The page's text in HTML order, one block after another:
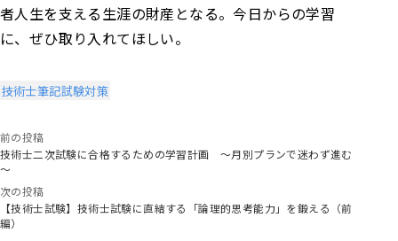
者人生を支える生涯の財産となる。今日からの学習
に、ぜひ取り入れてほしい。
技術士筆記試験対策
前の投稿
技術士二次試験に合格するための学習計画 ～月別プランで迷わず進む
～
次の投稿
【技術士試験】技術士試験に直結する「論理的思考能力」を鍛える（前
編）